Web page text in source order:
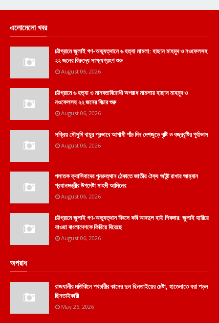
এলোমেলো খবর
চট্টগ্রামে জুলাই গণ-অভ্যুত্থানে ৬ হত্যা মামলা: হাছান মাহমুদ ও নওফেলসহ
২২ জনের বিরুদ্ধে সাক্ষ্যগ্রহণ শুরু
August 06, 2026
চট্টগ্রামে ৬ হত্যা ও মানবতাবিরোধী অপরাধ মামলায় হাছান মাহমুদ ও
নওফেলসহ ২২ জনের বিচার শুরু
August 06, 2026
সক্রিয় মৌসুমি বায়ুর প্রভাবে আগামী পাঁচ দিন দেশজুড়ে বৃষ্টি ও বজ্রবৃষ্টির পূর্বাভাস
August 06, 2026
পলাতক ফ্যাসিবাদের পুনরুত্থান ঠেকাতে জাতীয় ঐক্য অটুট রাখার আহ্বান
প্রধানমন্ত্রীর উপদেষ্টা মাহদী আমিনের
August 06, 2026
চট্টগ্রামে জুলাই গণ-অভ্যুত্থান দিবসে কবি আবদুল হাই শিকদার: জুলাই হারিয়ে
যাওয়া বাংলাদেশকে ফিরিয়ে দিয়েছে
August 06, 2026
অপরাধ
রাজধানীর মতিঝিলে পথচারীর কানের দুল ছিনতাইয়ের চেষ্টা, হাতেনাতে ধরা পড়ল
ছিনতাইকারী
May 26, 2026